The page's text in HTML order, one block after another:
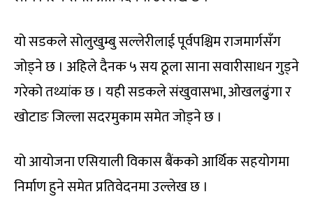
यो सडकले सोलुखुम्बु सल्लेरीलाई पूर्वपश्चिम राजमार्गसँग
जोड्ने छ । अहिले दैनक ५ सय ठूला साना सवारीसाधन गुड्ने
गरेको तथ्यांक छ । यही सडकले संखुवासभा, ओखलढुंगा र
खोटाङ जिल्ला सदरमुकाम समेत जोड्ने छ ।
यो आयोजना एसियाली विकास बैंकको आर्थिक सहयोगमा
निर्माण हुने समेत प्रतिवेदनमा उल्लेख छ ।